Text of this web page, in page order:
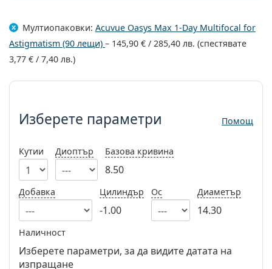
Prada
Всички марки
Мултиопаковки: Acuvue Oasys Max 1-Day Multifocal for
Astigmatism (90 лещи) – 145,90 € / 285,40 лв. (спестявате
3,77 € / 7,40 лв.)
Изберете параметри
Изберете параметри Помощ
Кутии Диоптър Базова кривина
8.50
Добавка Цилиндър
-1.00
Ос Диаметър
14.30
Наличност
Изберете параметри, за да видите датата на
изпращане